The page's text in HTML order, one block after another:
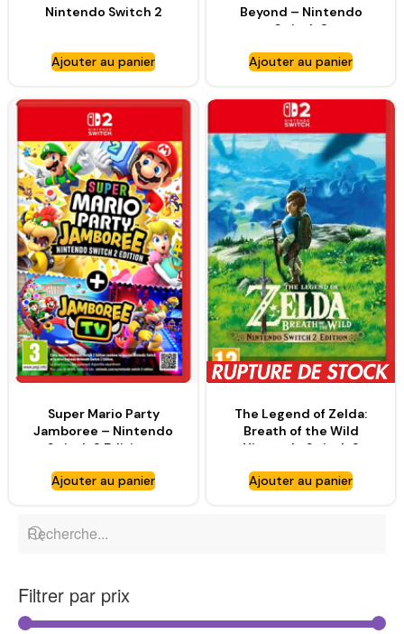
Nintendo Switch 2
Ajouter au panier
Beyond – Nintendo
Switch 2
Ajouter au panier
Super Mario Party
Jamboree – Nintendo
Switch 2 Edition +
NINTENDO
Ajouter au panier
The Legend of Zelda:
Breath of the Wild
Nintendo Switch 2
Ajouter au panier
Filtrer par prix